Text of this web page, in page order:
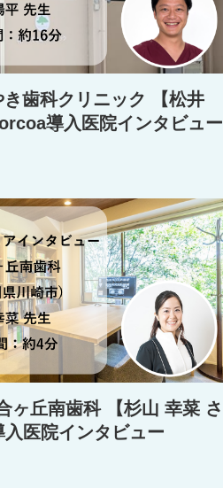
歯科クリニック 【松井
導入医院インタビュー
ヶ丘南歯科 【杉山 幸菜 さ
医院インタビュー